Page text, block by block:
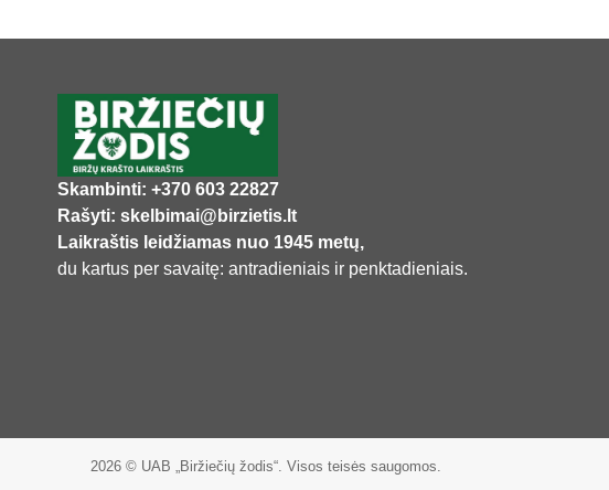
Skambinti: +370 603 22827
Rašyti: skelbimai@birzietis.lt
Laikraštis leidžiamas nuo 1945 metų,
du kartus per savaitę: antradieniais ir penktadieniais.
2026 © UAB „Biržiečių žodis“. Visos teisės saugomos.